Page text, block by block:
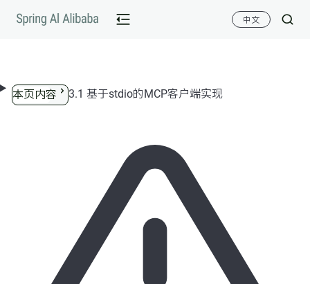
跳转到内容 中文
本页内容 3.1 基于stdio的MCP客户端实现